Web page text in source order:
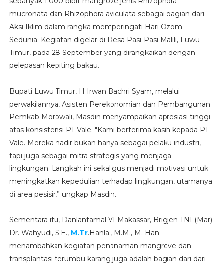
mucronata dan Rhizophora aviculata sebagai bagian dari
Aksi Iklim dalam rangka memperingati Hari Ozom
Sedunia. Kegiatan digelar di Desa Pasi-Pasi Malili, Luwu
Timur, pada 28 September yang dirangkaikan dengan
pelepasan kepiting bakau.
Bupati Luwu Timur, H Irwan Bachri Syam, melalui
perwakilannya, Asisten Perekonomian dan Pembangunan
Pemkab Morowali, Masdin menyampaikan apresiasi tinggi
atas konsistensi PT Vale. "Kami berterima kasih kepada PT
Vale. Mereka hadir bukan hanya sebagai pelaku industri,
tapi juga sebagai mitra strategis yang menjaga
lingkungan. Langkah ini sekaligus menjadi motivasi untuk
meningkatkan kepedulian terhadap lingkungan, utamanya
di area pesisir,” ungkap Masdin.
Sementara itu, Danlantamal VI Makassar, Brigjen TNI (Mar)
Dr. Wahyudi, S.E., M.Tr.Hanla., M.M., M. Han
menambahkan kegiatan penanaman mangrove dan
transplantasi terumbu karang juga adalah bagian dari dari